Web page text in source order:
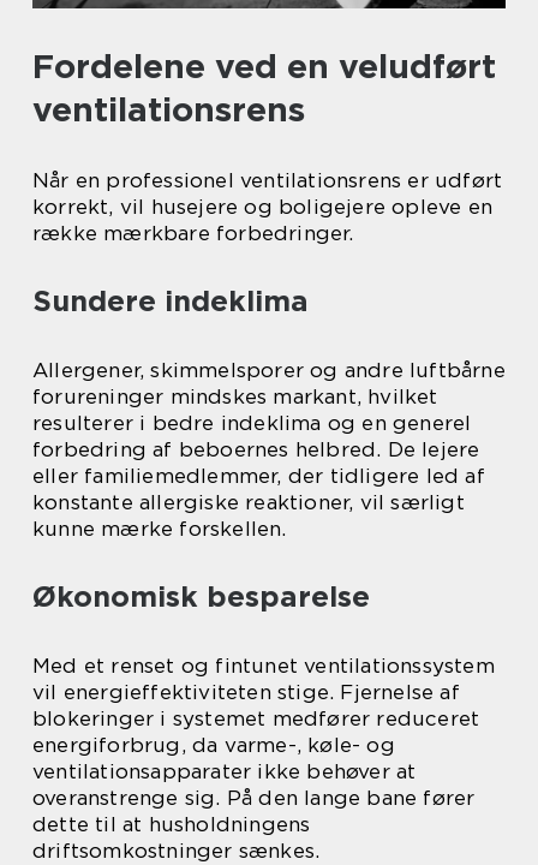
Fordelene ved en veludført
ventilationsrens
Når en professionel ventilationsrens er udført
korrekt, vil husejere og boligejere opleve en
række mærkbare forbedringer.
Sundere indeklima
Allergener, skimmelsporer og andre luftbårne
forureninger mindskes markant, hvilket
resulterer i bedre indeklima og en generel
forbedring af beboernes helbred. De lejere
eller familiemedlemmer, der tidligere led af
konstante allergiske reaktioner, vil særligt
kunne mærke forskellen.
Økonomisk besparelse
Med et renset og fintunet ventilationssystem
vil energieffektiviteten stige. Fjernelse af
blokeringer i systemet medfører reduceret
energiforbrug, da varme-, køle- og
ventilationsapparater ikke behøver at
overanstrenge sig. På den lange bane fører
dette til at husholdningens
driftsomkostninger sænkes.